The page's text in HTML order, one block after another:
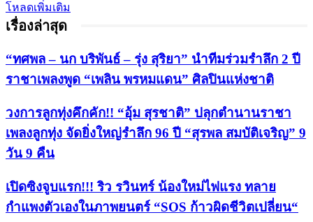
โหลดเพิ่มเติม
เรื่องล่าสุด
“ทศพล – นก บริพันธ์ – รุ่ง สุริยา” นำทีมร่วมรำลึก 2 ปี
ราชาเพลงพูด “เพลิน พรหมแดน” ศิลปินแห่งชาติ
วงการลูกทุ่งคึกคัก!! “อุ้ม สุรชาติ” ปลุกตำนานราชา
เพลงลูกทุ่ง จัดยิ่งใหญ่รำลึก 96 ปี “สุรพล สมบัติเจริญ” 9
วัน 9 คืน
เปิดซิงจูบแรก!!! ริว รวินทร์ น้องใหม่ไฟแรง ทลาย
กำแพงตัวเองในภาพยนตร์ “SOS ก้าวผิดชีวิตเปลี่ยน“